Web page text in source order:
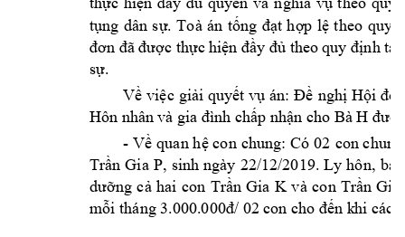
tụng dân sự. Toà án tống đạt hợp lệ theo quy
đơn đã được thực hiện đầy đủ theo quy định
sự.
Về việc giải quyết vụ án: Đề nghị Hội
Hôn nhân và gia đình chấp nhận cho Bà H
- Về quan hệ con chung: Có 02 con
Trần Gia P, sinh ngày 22/12/2019. Ly hôn, bà
dưỡng cả hai con Trần Gia K và con Trần Gia
mỗi tháng 3.000.000đ/ 02 con cho đến khi các